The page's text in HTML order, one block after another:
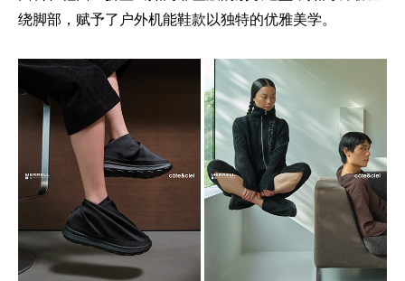
绕脚部，赋予了户外机能鞋款以独特的优雅美学。